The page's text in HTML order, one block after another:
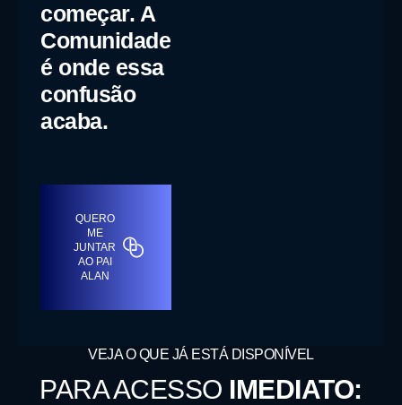
começar. A
Comunidade
é onde essa
confusão
acaba.
QUERO
ME
JUNTAR
AO PAI
ALAN
VEJA O QUE JÁ ESTÁ DISPONÍVEL
PARA ACESSO IMEDIATO: